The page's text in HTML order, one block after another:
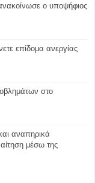
ο υποψήφιος
επίδομα ανεργίας
στο
αναπηρικά
μέσω της